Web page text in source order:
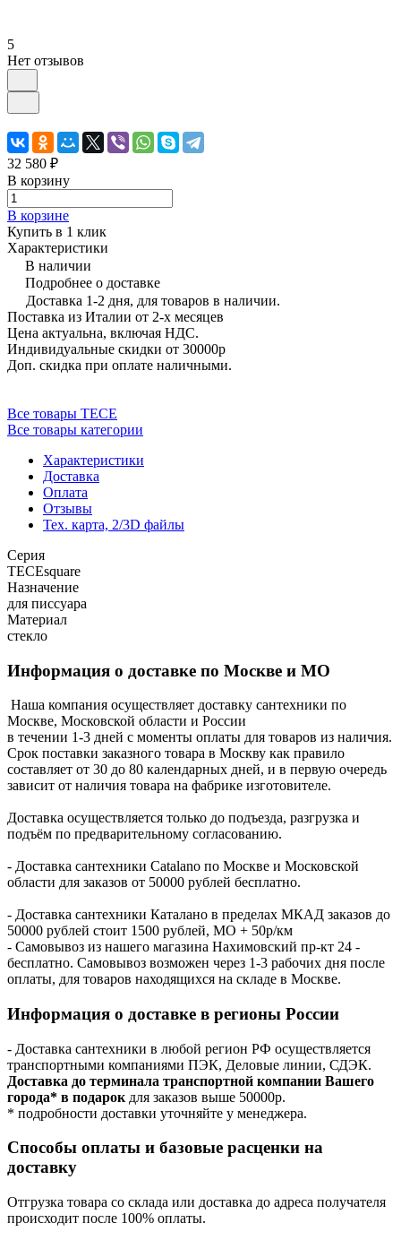
5
Нет отзывов
32 580 ₽
В корзину
В корзине
Купить в 1 клик
Характеристики
В наличии
Подробнее о доставке
Доставка 1-2 дня, для товаров в наличии.
Поставка из Италии от 2-х месяцев
Цена актуальна, включая НДС.
Индивидуальные скидки от 30000р
Доп. скидка при оплате наличными.
Все товары TECE
Все товары категории
Характеристики
Доставка
Оплата
Отзывы
Тех. карта, 2/3D файлы
Серия
TECEsquare
Назначение
для писсуара
Материал
стекло
Информация о доставке по Москве и МО
Наша компания осуществляет доставку сантехники по
Москве, Московской области и России
в течении 1-3 дней с моменты оплаты для товаров из наличия.
Срок поставки заказного товара в Москву как правило
составляет от 30 до 80 календарных дней, и в первую очередь
зависит от наличия товара на фабрике изготовителе.
Доставка осуществляется только до подъезда, разгрузка и
подъём по предварительному согласованию.
- Доставка сантехники Catalano по Москве и Московской
области для заказов от 50000 рублей бесплатно.
- Доставка сантехники Каталано в пределах МКАД заказов до
50000 рублей стоит 1500 рублей, МО + 50р/км
- Самовывоз из нашего магазина Нахимовский пр-кт 24 -
бесплатно. Самовывоз возможен через 1-3 рабочих дня после
оплаты, для товаров находящихся на складе в Москве.
Информация о доставке в регионы России
- Доставка сантехники в любой регион РФ осуществляется
транспортными компаниями ПЭК, Деловые линии, СДЭК.
Доставка до терминала транспортной компании Вашего
города* в подарок для заказов выше 50000р.
* подробности доставки уточняйте у менеджера.
Способы оплаты и базовые расценки на
доставку
Отгрузка товара со склада или доставка до адреса получателя
происходит после 100% оплаты.